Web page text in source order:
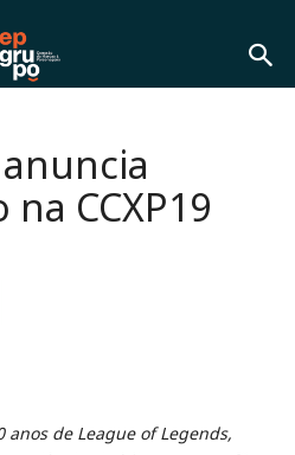
CCXP19
anos de League of Legends,